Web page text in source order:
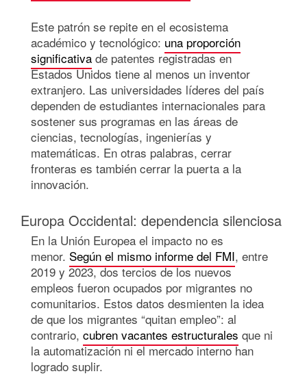
Este patrón se repite en el ecosistema
académico y tecnológico: una proporción
significativa de patentes registradas en
Estados Unidos tiene al menos un inventor
extranjero. Las universidades líderes del país
dependen de estudiantes internacionales para
sostener sus programas en las áreas de
ciencias, tecnologías, ingenierías y
matemáticas. En otras palabras, cerrar
fronteras es también cerrar la puerta a la
innovación.
Europa Occidental: dependencia silenciosa
En la Unión Europea el impacto no es
menor. Según el mismo informe del FMI, entre
2019 y 2023, dos tercios de los nuevos
empleos fueron ocupados por migrantes no
comunitarios. Estos datos desmienten la idea
de que los migrantes “quitan empleo”: al
contrario, cubren vacantes estructurales que ni
la automatización ni el mercado interno han
logrado suplir.